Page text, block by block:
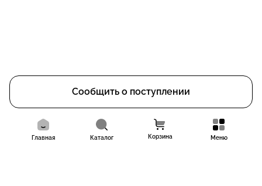
Сообщить о поступлении
Главная Каталог Корзина Меню